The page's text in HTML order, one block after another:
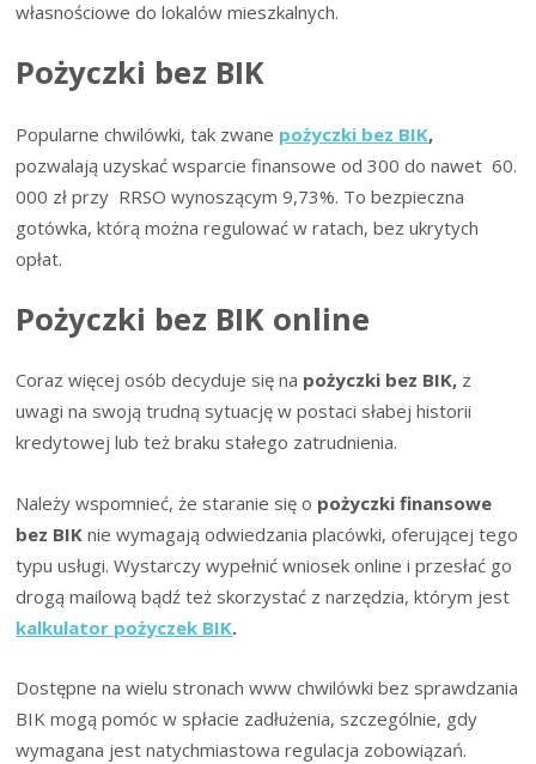
własnościowe do lokalów mieszkalnych.
Pożyczki bez BIK
Popularne chwilówki, tak zwane pożyczki bez BIK,
pozwalają uzyskać wsparcie finansowe od 300 do nawet 60.
000 zł przy RRSO wynoszącym 9,73%. To bezpieczna
gotówka, którą można regulować w ratach, bez ukrytych
opłat.
Pożyczki bez BIK online
Coraz więcej osób decyduje się na pożyczki bez BIK, z
uwagi na swoją trudną sytuację w postaci słabej historii
kredytowej lub też braku stałego zatrudnienia.
Należy wspomnieć, że staranie się o pożyczki finansowe
bez BIK nie wymagają odwiedzania placówki, oferującej tego
typu usługi. Wystarczy wypełnić wniosek online i przesłać go
drogą mailową bądź też skorzystać z narzędzia, którym jest
kalkulator pożyczek BIK.
Dostępne na wielu stronach www chwilówki bez sprawdzania
BIK mogą pomóc w spłacie zadłużenia, szczególnie, gdy
wymagana jest natychmiastowa regulacja zobowiązań.